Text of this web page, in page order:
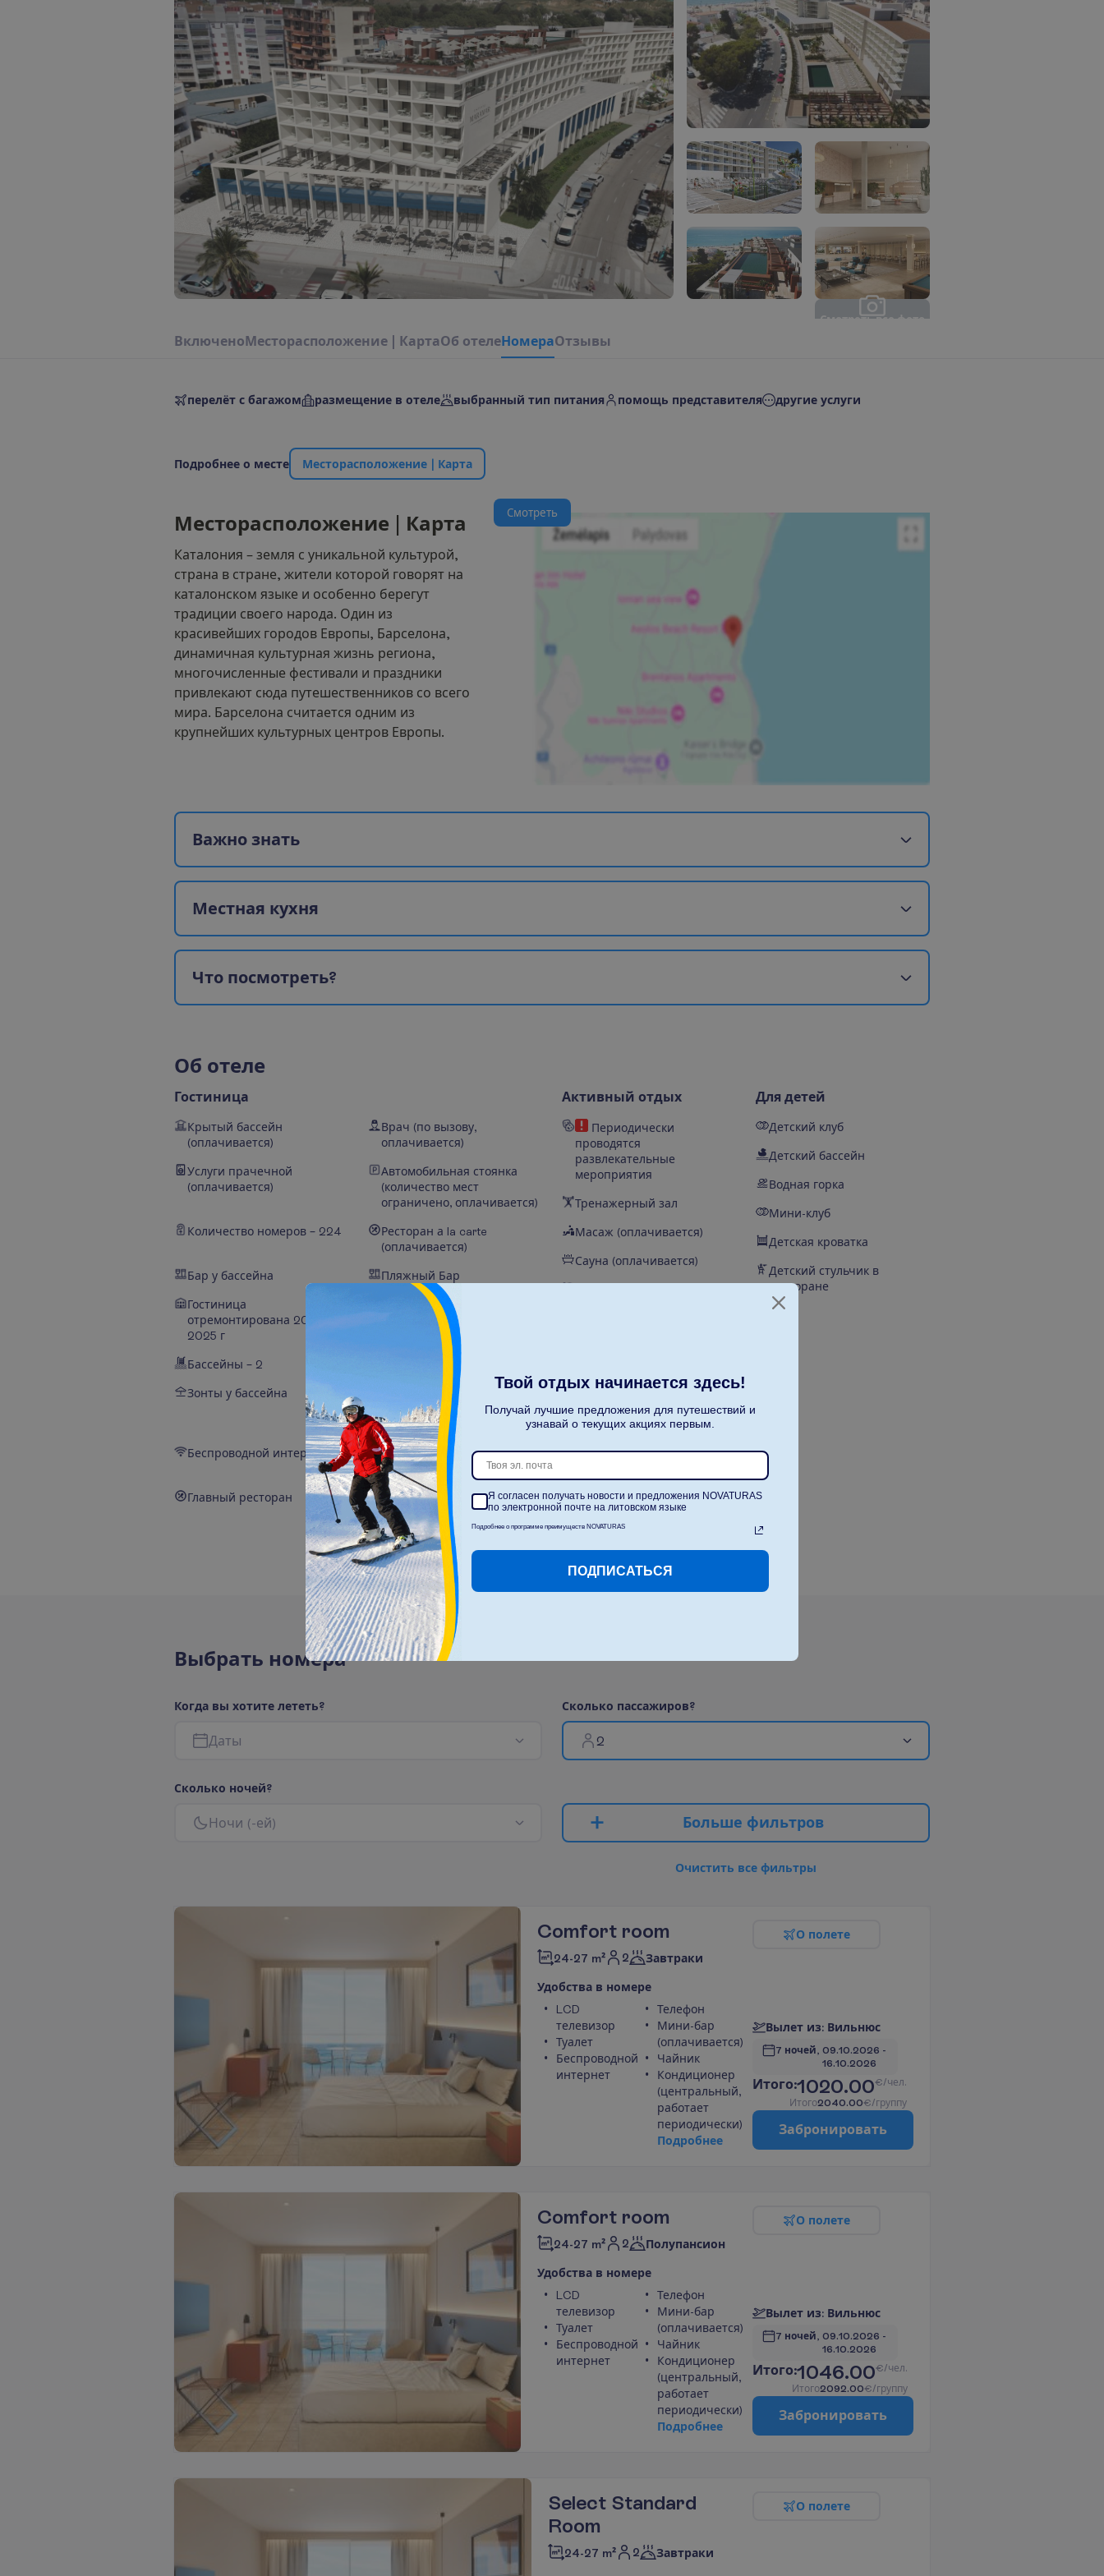
Смотреть все фото
ВключеноМесторасположение КартаОб отелеНомераОтзывы
перелёт с багажом размещение в отеле выбранный тип питания помощь представителя другие услуги
Подробнее о месте Месторасположение Карта
Месторасположение Карта
Каталония – земля с уникальной культурой,
страна в стране, жители которой говорят на
каталонском языке и особенно берегут
традиции своего народа. Один из
красивейших городов Европы, Барселона,
динамичная культурная жизнь региона,
многочисленные фестивали и праздники
привлекают сюда путешественников со всего
мира. Барселона считается одним из
крупнейших культурных центров Европы.
Смотреть
Важно знать
Местная кухня
Что посмотреть?
Об отеле
Гостиница
Крытый бассейн
(оплачивается)
Врач (по вызову,
оплачивается)
Услуги прачечной
(оплачивается)
Автомобильная стоянка
(количество мест
ограничено, оплачивается)
Количество номеров – 224
Ресторан а la carte
(оплачивается)
Бар у бассейна Пляжный Бар
Гостиница
отремонтирована 2024-
2025 г
Национальная категория
гостиницы – 4*
Бассейны – 2 Шезлонги у бассейна
Зонты у бассейна
Пляжные полотенца у
бассейна- под залог
(оплачивается)
Беспроводной интернет
Бассейн на крыше (только
для взрослых 18 +)
Главный ресторан
Активный отдых
Периодически
проводятся
развлекательные
мероприятия
Тренажерный зал
Масаж (оплачивается)
Сауна (оплачивается)
В гостинице есть SPA
центр (доступ в спа-центр
только по
бронированию для гостей
Для детей
Детский клуб
Детский бассейн
Водная горка
Мини-клуб
Детская кроватка
Детский стульчик в
ресторане
Выбрать номера
Когда вы хотите лететь?
Даты
Сколько пассажиров?
2
Сколько ночей?
Ночи (-ей) Больше фильтров
Очистить все фильтры
Comfort room
24-27 m² 2 Завтраки
Удобства в номере
LCD
телевизор
Туалет
Беспроводной
интернет
Телефон
Мини-бар
(оплачивается)
Чайник
Кондиционер
(центральный,
работает
периодически)
Подробнее
Вылет из: Вильнюс
7 ночей, 09.10.2026 -
16.10.2026
Итого:1020.00€/чел.
Итого2040.00€/группу
О полете
Забронировать
Comfort room
24-27 m² 2 Полупансион
Удобства в номере
LCD
телевизор
Туалет
Беспроводной
интернет
Телефон
Мини-бар
(оплачивается)
Чайник
Кондиционер
(центральный,
работает
периодически)
Подробнее
Вылет из: Вильнюс
7 ночей, 09.10.2026 -
16.10.2026
Итого:1046.00€/чел.
Итого2092.00€/группу
О полете
Забронировать
Select Standard
Room
24-27 m² 2 Завтраки
О полете
Твой отдых начинается здесь!
Получай лучшие предложения для путешествий и
узнавай о текущих акциях первым.
Я согласен получать новости и предложения NOVATURAS
по электронной почте на литовском языке
Подробнее о программе преимуществ NOVATURAS
ПОДПИСАТЬСЯ